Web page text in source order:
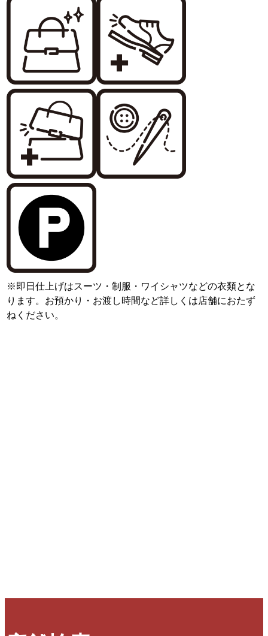
※即日仕上げはスーツ・制服・ワイシャツなどの衣類とな
ります。お預かり・お渡し時間など詳しくは店舗におたず
ねください。